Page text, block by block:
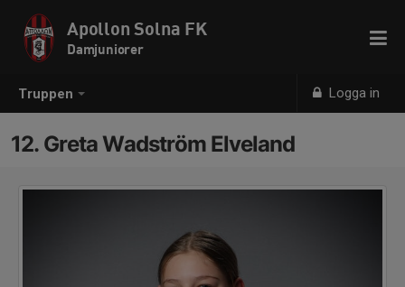
Truppen Logga in
Apollon Solna FK
Damjuniorer
12. Greta Wadström Elveland